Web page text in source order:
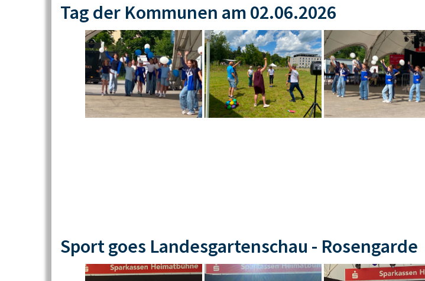
Tag der Kommunen am 02.06.2026
Sport goes Landesgartenschau - Rosengarde